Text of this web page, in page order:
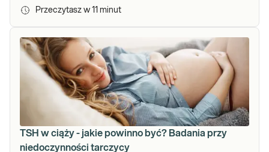
Przeczytasz w 11 minut
TSH w ciąży - jakie powinno być? Badania przy
niedoczynności tarczycy